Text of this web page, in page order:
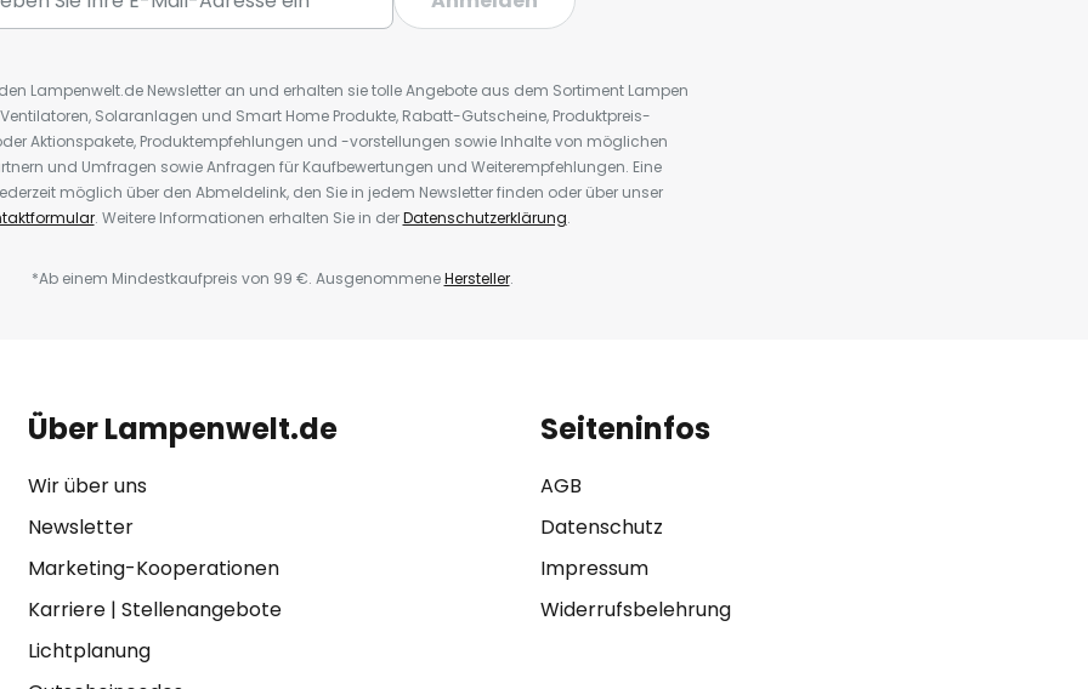
Lampenwelt.de Newsletter an und erhalten sie tolle Angebote aus dem Sortiment Lampen
Solaranlagen und Smart Home Produkte, Rabatt-Gutscheine, Produktpreis-
Aktionspakete, Produktempfehlungen und -vorstellungen sowie Inhalte von möglichen
und Umfragen sowie Anfragen für Kaufbewertungen und Weiterempfehlungen. Eine
möglich über den Abmeldelink, den Sie in jedem Newsletter finden oder über unser
. Weitere Informationen erhalten Sie in derDatenschutzerklärung.
*Ab einem Mindestkaufpreis von 99 €. AusgenommeneHersteller.
Über Lampenwelt.de
Wir über uns
Newsletter
Marketing-Kooperationen
Karriere| Stellenangebote
Lichtplanung
Seiteninfos
AGB
Datenschutz
Impressum
Widerrufsbelehrung